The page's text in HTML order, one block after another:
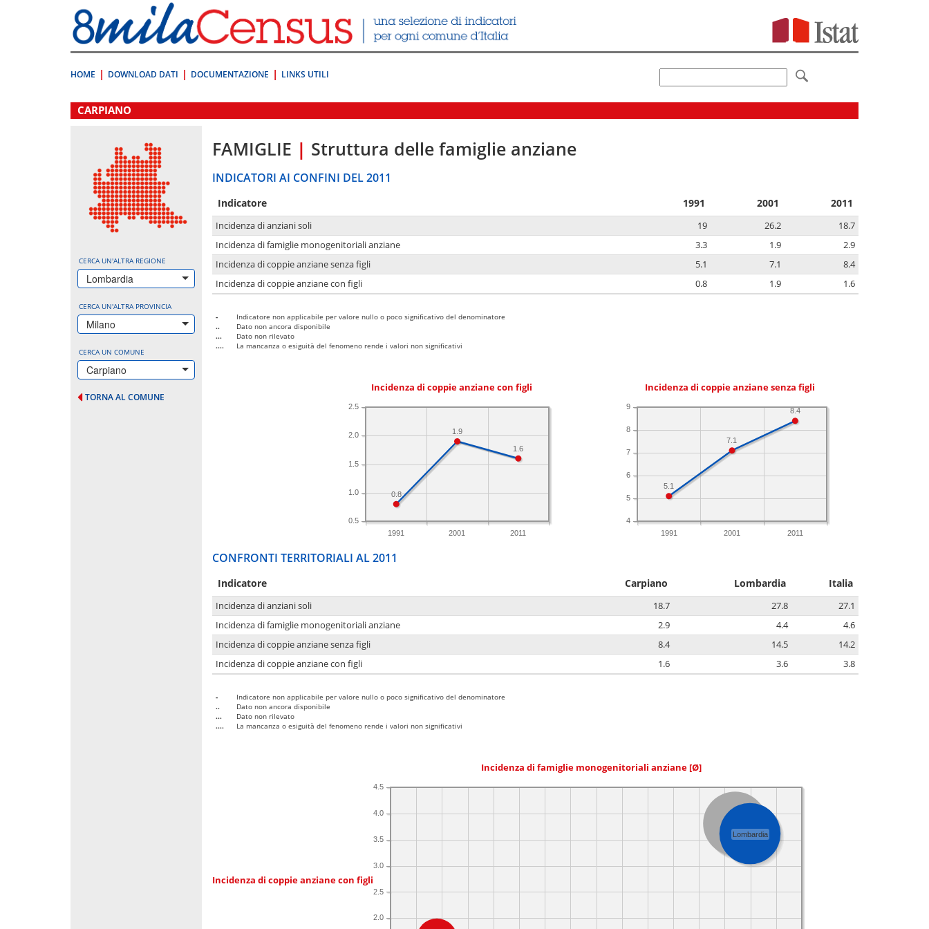
direttamente
a:
Contenuto
HOME DOWNLOAD DATI DOCUMENTAZIONE LINKS UTILI
.
CARPIANO
CERCA UN'ALTRA REGIONE
Lombardia
CERCA UN'ALTRA PROVINCIA
Milano
CERCA UN COMUNE
Carpiano
TORNA AL COMUNE
FAMIGLIE | Struttura delle famiglie anziane
INDICATORI AI CONFINI DEL 2011
Indicatore 1991 2001 2011
Incidenza di anziani soli 19 26.2
18.7
Incidenza di famiglie monogenitoriali anziane
3.3 1.9
2.9
Incidenza di coppie anziane senza figli
5.1 7.1
8.4
Incidenza di coppie anziane con figli
0.8 1.9 1.6
-
Indicatore non applicabile per valore nullo o poco significativo del denominatore
..
Dato non ancora disponibile
...
Dato non rilevato
....
La mancanza o esiguità del fenomeno rende i valori non significativi
Incidenza di coppie anziane con figli
1991 2001 2011
0.5
1.0
1.5
2.0
2.5
1.6
1.9
0.8
Incidenza di coppie anziane senza figli
1991 2001 2011
4
5
6
7
8
9
8.4
7.1
5.1
CONFRONTI TERRITORIALI AL 2011
Indicatore Carpiano Lombardia Italia
Incidenza di anziani soli 18.7 27.8
27.1
Incidenza di famiglie monogenitoriali anziane
2.9 4.4
4.6
Incidenza di coppie anziane senza figli
8.4 14.5
14.2
Incidenza di coppie anziane con figli
1.6 3.6 3.8
-
Indicatore non applicabile per valore nullo o poco significativo del denominatore
..
Dato non ancora disponibile
...
Dato non rilevato
....
La mancanza o esiguità del fenomeno rende i valori non significativi
Incidenza di famiglie monogenitoriali anziane [Ø]
Incidenza di coppie anziane con figli
2.0
2.5
3.0
3.5
4.0
4.5
Lombardia